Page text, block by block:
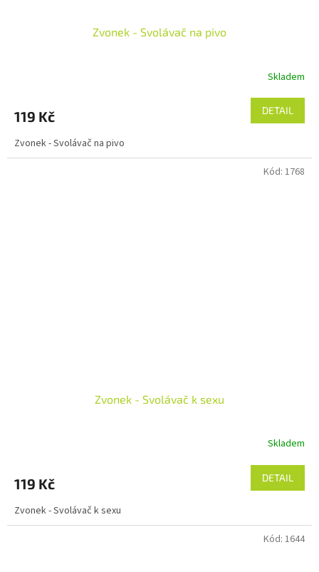
Zvonek - Svolávač na pivo
Skladem
119 Kč DETAIL
Zvonek - Svolávač na pivo
Zvonek - Svolávač k sexu
Skladem
119 Kč DETAIL
Zvonek - Svolávač k sexu
Kód: 1768
Kód: 1644